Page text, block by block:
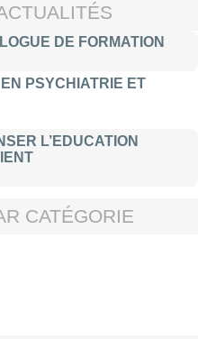
DE FORMATION
PSYCHIATRIE ET
L’EDUCATION
CATÉGORIE